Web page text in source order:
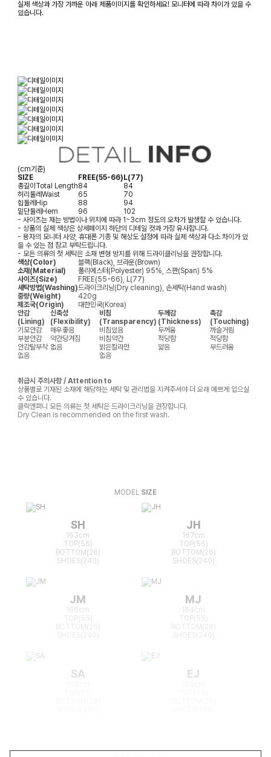
실제 색상과 가장 가까운 아래 제품이미지를 확인하세요! 모니터에 따라 차이가 있을 수
있습니다.
(cm기준)
SIZE
FREE(55-66)L(77)
총길이Total Length84
84
허리둘레Waist 65
70
힙둘레Hip 88
94
밑단둘레Hem 96
102
- 사이즈는 재는 방법이나 위치에 따라 1~3cm 정도의 오차가 발생할 수 있습니다.
- 상품의 실제 색상은 상세페이지 하단의 디테일 컷과 가장 유사합니다.
- 용자의 모니터 사양, 휴대폰 기종 및 해상도 설정에 따라 실제 색상과 다소 차이가 있
을 수 있는 점 참고 부탁드립니다.
- 모든 의류의 첫 세탁은 소재 변형 방지를 위해 드라이클리닝을 권장합니다.
색상(Color)
블랙(Black), 브라운(Brown)
소재(Material)
폴리에스터(Polyester) 95%, 스판(Span) 5%
사이즈(Size)
FREE(55-66), L(77)
세탁방법(Washing)드라이크리닝(Dry cleaning), 손세탁(Hand wash)
중량(Weight)
420g
제조국(Origin)
대한민국(Korea)
안감
(Lining)
신축성
(Flexibility)
비침
(Transparency)
두께감
(Thickness)
촉감
(Touching)
기모안감
매우좋음 비침있음 두꺼움
까슬거림
부분안감
약간당겨짐 비침약간 적당함
적당함
안감탈부착 없음 밝은칼라만 얇음
부드러움
없음
없음
취급시 주의사항 / Attention to
상품별로 기재된 소재에 해당하는 세탁 및 관리법을 지켜주셔야 더 오래 예쁘게 입으실
수 있습니다.
클릭앤퍼니 모든 의류는 첫 세탁은 드라이크리닝을 권장합니다.
Dry Clean is recommended on the first wash.
MODEL SIZE
SH
163cm
TOP(55)
BOTTOM(26)
SHOES(240)
JH
167cm
TOP(55)
BOTTOM(26)
SHOES(240)
JM
166cm
TOP(55)
BOTTOM(25)
MJ
164cm
TOP(55)
BOTTOM(26)
SA EJ